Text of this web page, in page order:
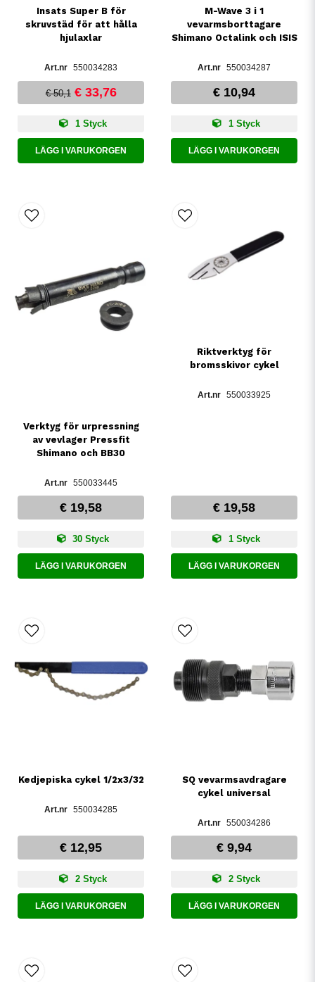
Insats Super B för
skruvstäd för att hålla
hjulaxlar
550034283
€ 50,1 € 33,76
1 Styck
LÄGG I VARUKORGEN
M-Wave 3 i 1
vevarmsborttagare
Shimano Octalink och ISIS
550034287
€ 10,94
1 Styck
LÄGG I VARUKORGEN
Verktyg för urpressning
av vevlager Pressfit
Shimano och BB30
550033445
€ 19,58
30 Styck
LÄGG I VARUKORGEN
Riktverktyg för
bromsskivor cykel
550033925
€ 19,58
1 Styck
LÄGG I VARUKORGEN
Kedjepiska cykel 1/2x3/32
550034285
€ 12,95
2 Styck
LÄGG I VARUKORGEN
SQ vevarmsavdragare
cykel universal
550034286
€ 9,94
2 Styck
LÄGG I VARUKORGEN